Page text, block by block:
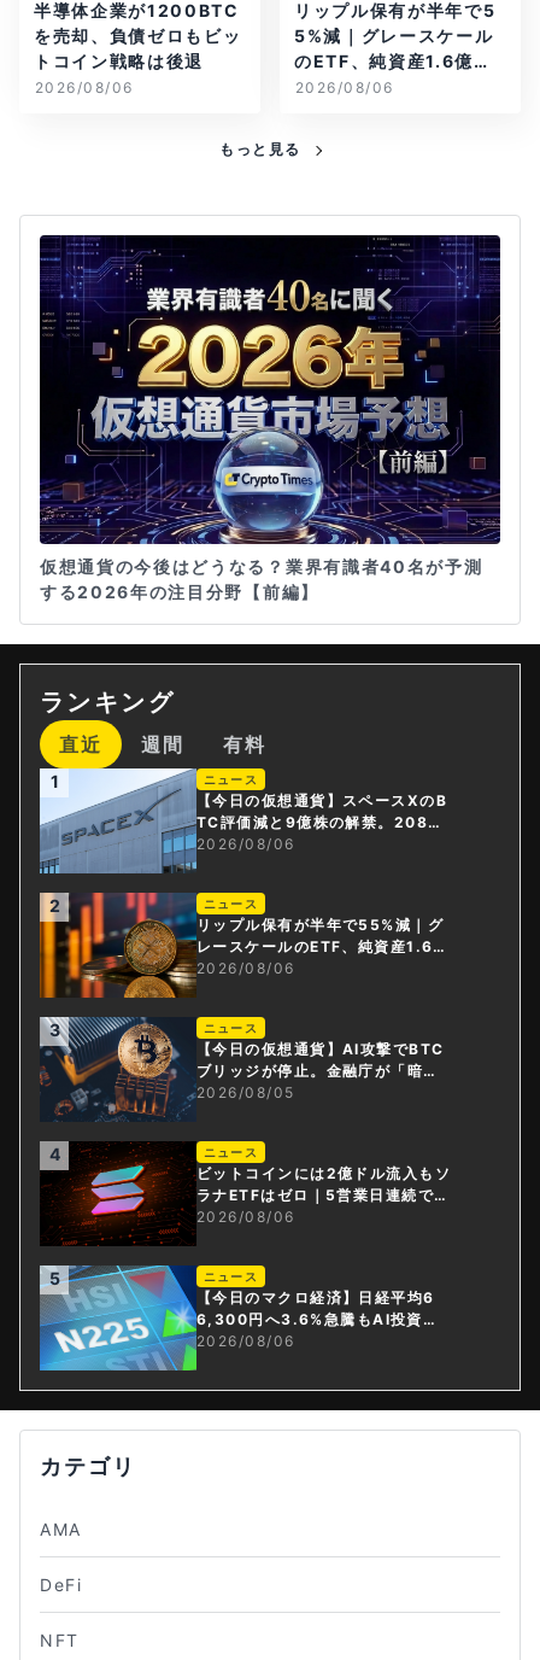
半導体企業が1200BTC
を売却、負債ゼロもビッ
トコイン戦略は後退
2026/08/06
リップル保有が半年で5
5%減｜グレースケール
のETF、純資産1.6億ド
ル減
2026/08/06
もっと見る
仮想通貨の今後はどうなる？業界有識者40名が予測
する2026年の注目分野【前編】
ランキング
直近 週間 有料
1 ニュース
【今日の仮想通貨】スペースXのB
TC評価減と9億株の解禁。208億
円相当のBTCが盗難
2026/08/06
2 ニュース
リップル保有が半年で55%減｜グ
レースケールのETF、純資産1.6億
ドル減
2026/08/06
3 ニュース
【今日の仮想通貨】AI攻撃でBTC
ブリッジが停止。金融庁が「暗号
資産・ステーブルコイン課」新設
2026/08/05
4 ニュース
ビットコインには2億ドル流入もソ
ラナETFはゼロ｜5営業日連続で停
止
2026/08/06
5 ニュース
【今日のマクロ経済】日経平均6
6,300円へ3.6%急騰もAI投資回
収懸念が再燃
2026/08/06
カテゴリ
AMA
DeFi
NFT